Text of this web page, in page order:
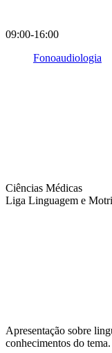
09:00-16:00
Fonoaudiologia
Ciências Médicas
Liga Linguagem e
Apresentação sobre
conhecimentos do